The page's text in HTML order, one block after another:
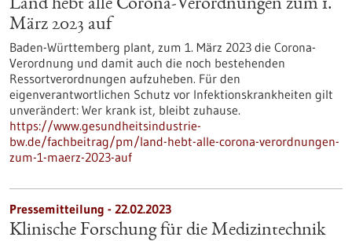
Land hebt alle Corona-Verordnungen zum 1.
März 2023 auf
Baden-Württemberg plant, zum 1. März 2023 die Corona-
Verordnung und damit auch die noch bestehenden
Ressortverordnungen aufzuheben. Für den
eigenverantwortlichen Schutz vor Infektionskrankheiten gilt
unverändert: Wer krank ist, bleibt zuhause.
https://www.gesundheitsindustrie-
bw.de/fachbeitrag/pm/land-hebt-alle-corona-verordnungen-
zum-1-maerz-2023-auf
Pressemitteilung - 22.02.2023
Klinische Forschung für die Medizintechnik